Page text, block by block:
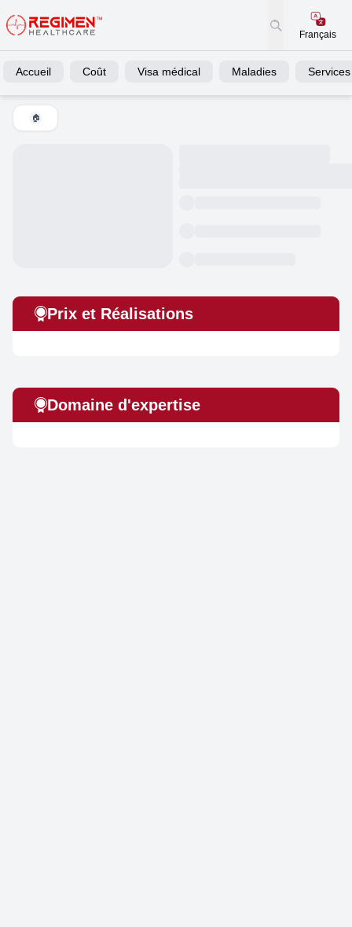
Français
Accueil Coût Visa médical Maladies Services
🏠
Prix et Réalisations
Domaine d'expertise